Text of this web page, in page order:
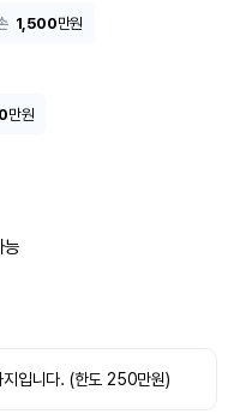
1,500만원
만원
능
입니다. (한도 250만원)